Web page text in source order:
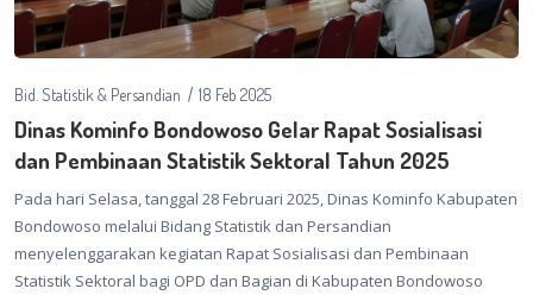
Bid. Statistik & Persandian 18 Feb 2025
Dinas Kominfo Bondowoso Gelar Rapat Sosialisasi
dan Pembinaan Statistik Sektoral Tahun 2025
Pada hari Selasa, tanggal 28 Februari 2025, Dinas Kominfo Kabupaten
Bondowoso melalui Bidang Statistik dan Persandian
menyelenggarakan kegiatan Rapat Sosialisasi dan Pembinaan
Statistik Sektoral bagi OPD dan Bagian di Kabupaten Bondowoso